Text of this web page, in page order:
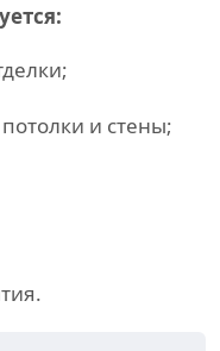
и стены;